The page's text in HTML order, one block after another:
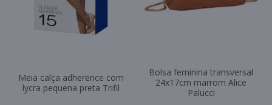
Meia calça adherence com
lycra pequena preta Trifil
Bolsa feminina transversal
24x17cm marrom Alice
Palucci